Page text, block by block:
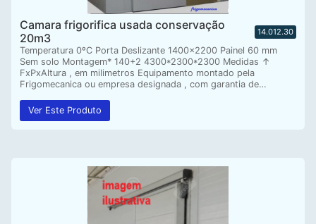
Camara frigorifica usada conservação
20m3
14.012.30
Temperatura 0ºC Porta Deslizante 1400×2200 Painel 60 mm
Sem solo Montagem* 140+2 4300*2300*2300 Medidas ↑
FxPxAltura , em milimetros Equipamento montado pela
Frigomecanica ou empresa designada , com garantia de…
Ver Este Produto